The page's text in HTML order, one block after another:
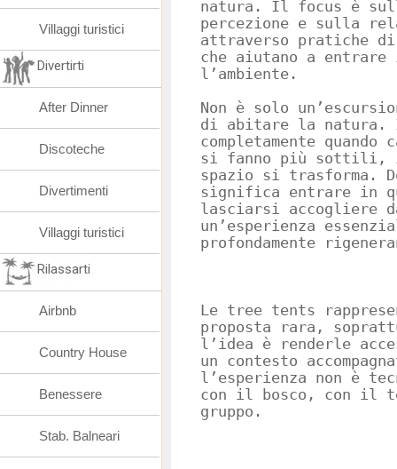
natura. Il focus è
percezione e sulla
attraverso pratiche di
che aiutano a
l’ambiente.
Non è solo
di abitare la natura.
completamente
si fanno più sottili,
spazio si trasforma.
significa entrare in
lasciarsi accogliere
un’esperienza
profondamente
Le tree tents
proposta rara,
l’idea è renderle
un contesto
l’esperienza non è
con il bosco, con il
gruppo.
Villaggi turistici
Divertirti
After Dinner
Discoteche
Divertimenti
Villaggi turistici
Rilassarti
Airbnb
Country House
Benessere
Stab. Balneari